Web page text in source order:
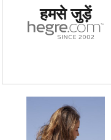
हमसे जुड़ें